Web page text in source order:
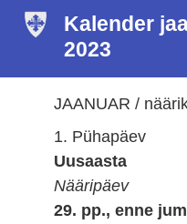
Kalender
2023
JAANUAR /
1. Pühapäev
Uusaasta
Nääripäev
29. pp., enne